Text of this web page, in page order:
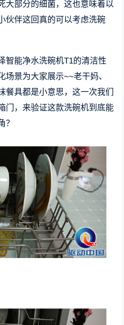
大部分的细菌，这也意味着以
伙伴这回真的可以考虑洗碗
智能净水洗碗机T1的清洁性
场景为大家展示~~老干妈、
餐具都是小意思，这一次我们
门，来验证这款洗碗机到底能
？